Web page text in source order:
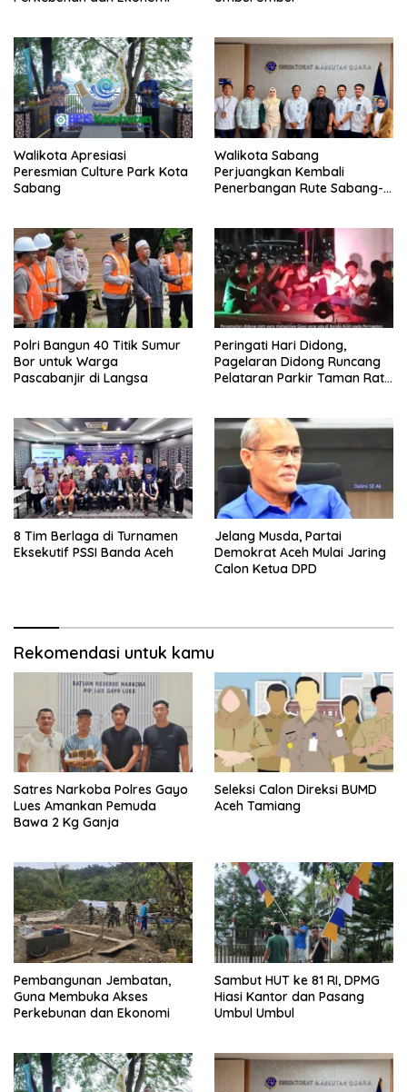
Walikota Apresiasi
Peresmian Culture Park Kota
Sabang
Walikota Sabang
Perjuangkan Kembali
Penerbangan Rute Sabang-
Polri Bangun 40 Titik Sumur
Bor untuk Warga
Pascabanjir di Langsa
Peringati Hari Didong,
Pagelaran Didong Runcang
Pelataran Parkir Taman Ratu
8 Tim Berlaga di Turnamen
Eksekutif PSSI Banda Aceh
Jelang Musda, Partai
Demokrat Aceh Mulai Jaring
Calon Ketua DPD
Rekomendasi untuk kamu
Satres Narkoba Polres Gayo
Lues Amankan Pemuda
Bawa 2 Kg Ganja
Seleksi Calon Direksi BUMD
Aceh Tamiang
Pembangunan Jembatan,
Guna Membuka Akses
Perkebunan dan Ekonomi
Sambut HUT ke 81 RI, DPMG
Hiasi Kantor dan Pasang
Umbul Umbul